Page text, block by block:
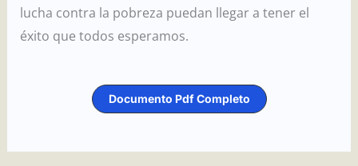
lucha contra la pobreza puedan llegar a tener el
éxito que todos esperamos.
Documento Pdf Completo